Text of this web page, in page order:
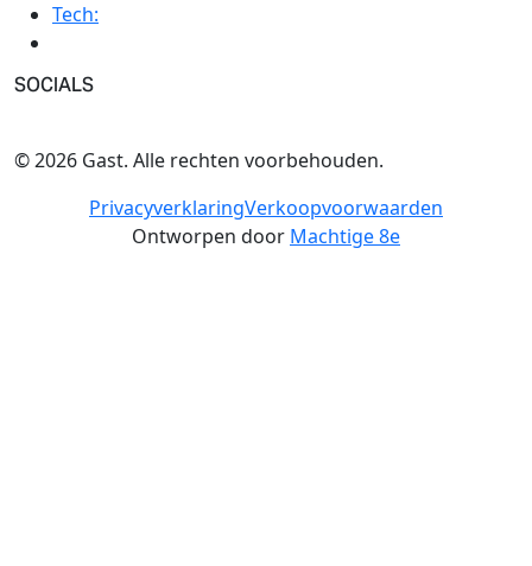
Tech:
SOCIALS
© 2026 Gast. Alle rechten voorbehouden.
PrivacyverklaringVerkoopvoorwaarden
Ontworpen door Machtige 8e